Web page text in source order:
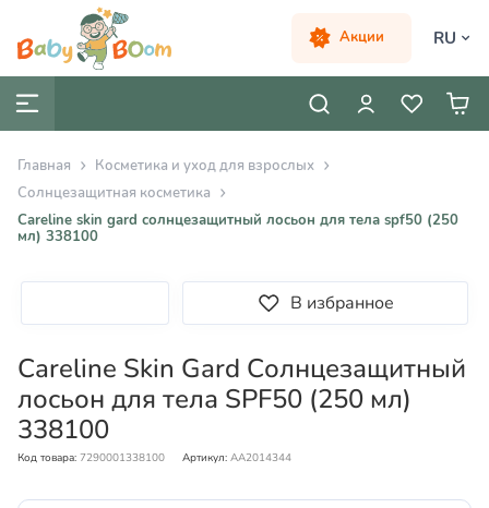
Акции RU
Главная
Косметика и уход для взрослых
Солнцезащитная косметика
Careline skin gard солнцезащитный лосьон для тела spf50 (250
мл) 338100
В избранное
Careline Skin Gard Солнцезащитный
лосьон для тела SPF50 (250 мл)
338100
Код товара: 7290001338100 Артикул: AA2014344